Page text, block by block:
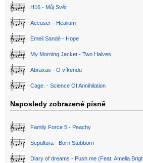
H16 - Můj Svět
Accuser - Healium
Emeli Sandé - Hope
My Morning Jacket - Two Halves
Abraxas - O víkendu
Cage. - Science Of Annihilation
Naposledy zobrazené písně
Family Force 5 - Peachy
Sepultura - Born Stubborn
Diary of dreams - Push me (Feat. Amelia